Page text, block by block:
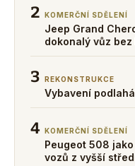
2 KOMERČNÍ SDĚLENÍ
Jeep Grand
dokonalý vůz bez
3 REKONSTRUKCE
Vybavení
4 KOMERČNÍ SDĚLENÍ
Peugeot 508
vozů z vyšší